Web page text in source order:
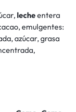
lecheentera
emulgentes:
azúcar, grasa